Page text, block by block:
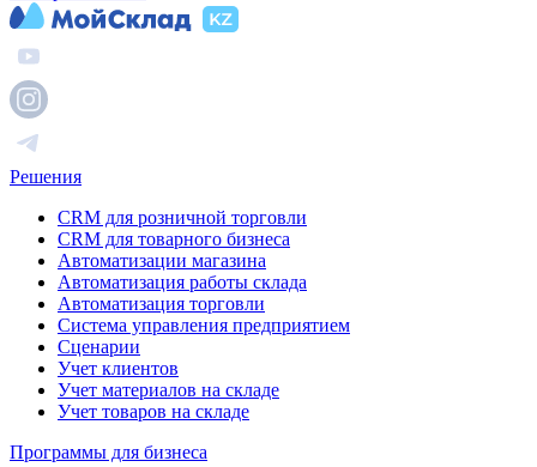
Решения
CRM для розничной торговли
CRM для товарного бизнеса
Автоматизации магазина
Автоматизация работы склада
Автоматизация торговли
Система управления предприятием
Сценарии
Учет клиентов
Учет материалов на складе
Учет товаров на складе
Программы для бизнеса